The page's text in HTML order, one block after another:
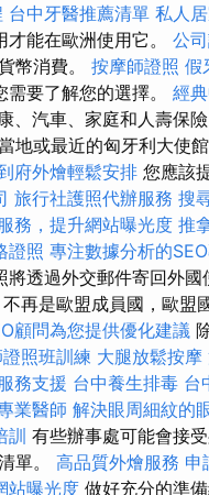
台中牙醫推薦清單 私人
能在歐洲使用它。 公
幣消費。 按摩師證照 假
要了解您的選擇。 經
、汽車、家庭和人壽保
地或最近的匈牙利大使館
府外燴輕鬆安排 您應該
旅行社護照代辦服務 搜
務，提升網站曝光度 推
證照 專注數據分析的
將透過外交郵件寄回外
再是歐盟成員國，歐盟
顧問為您提供優化建議
照班訓練 大腿放鬆按摩
務支援 台中養生排毒 台
業醫師 解決眼周細紋的
訓 有些辦事處可能會接
單。 高品質外燴服務 申
站曝光度 做好充分的準